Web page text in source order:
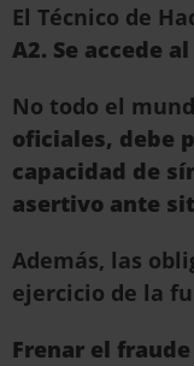
El Técnico de
A2. Se accede
No todo el
oficiales, debe
capacidad de
asertivo ante
Además, las
ejercicio de la
Frenar el